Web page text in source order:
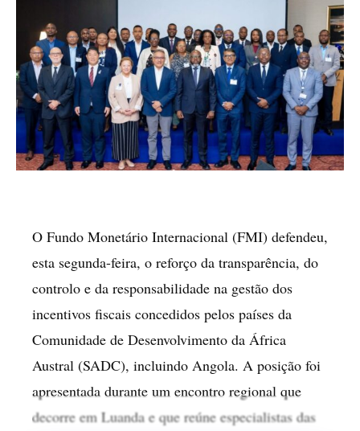
O Fundo Monetário Internacional (FMI) defendeu,
esta segunda-feira, o reforço da transparência, do
controlo e da responsabilidade na gestão dos
incentivos fiscais concedidos pelos países da
Comunidade de Desenvolvimento da África
Austral (SADC), incluindo Angola. A posição foi
apresentada durante um encontro regional que
decorre em Luanda e que reúne especialistas das